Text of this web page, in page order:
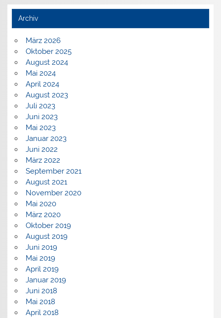
Archiv
März 2026
Oktober 2025
August 2024
Mai 2024
April 2024
August 2023
Juli 2023
Juni 2023
Mai 2023
Januar 2023
Juni 2022
März 2022
September 2021
August 2021
November 2020
Mai 2020
März 2020
Oktober 2019
August 2019
Juni 2019
Mai 2019
April 2019
Januar 2019
Juni 2018
Mai 2018
April 2018